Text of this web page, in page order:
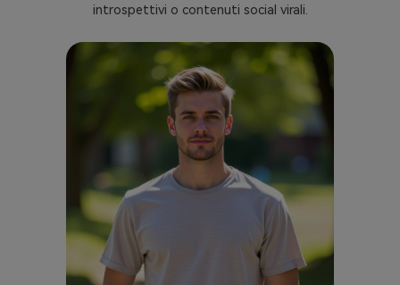
introspettivi o contenuti social virali.